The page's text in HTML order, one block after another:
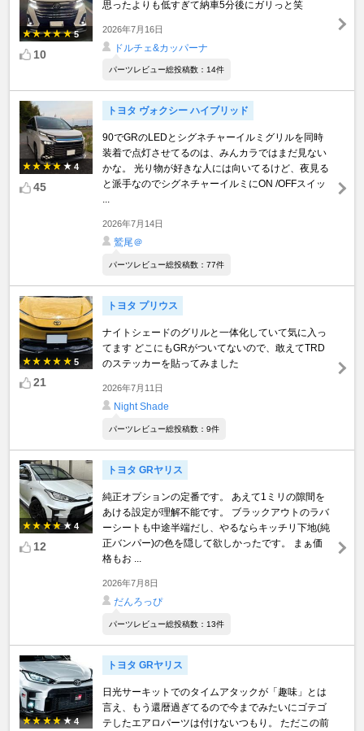
5
10
思ったよりも低すぎて納車5分後にガリっと笑
2026年7月16日
ドルチェ&カッパーナ
パーツレビュー総投稿数：14件
4
45
トヨタ ヴォクシー ハイブリッド
90でGRのLEDとシグネチャーイルミグリルを同時
装着で点灯させてるのは、みんカラではまだ見ない
かな。 光り物が好きな人には向いてるけど、夜見る
と派手なのでシグネチャーイルミにON /OFFスイッ
...
2026年7月14日
鷲尾＠
パーツレビュー総投稿数：77件
5
21
トヨタ プリウス
ナイトシェードのグリルと一体化していて気に入っ
てます どこにもGRがついてないので、敢えてTRD
のステッカーを貼ってみました
2026年7月11日
Night Shade
パーツレビュー総投稿数：9件
4
12
トヨタ GRヤリス
純正オプションの定番です。 あえて1ミリの隙間を
あける設定が理解不能です。 ブラックアウトのラバ
ーシートも中途半端だし、やるならキッチリ下地(純
正バンパー)の色を隠して欲しかったです。 まぁ価
格もお ...
2026年7月8日
だんろっぴ
パーツレビュー総投稿数：13件
4
トヨタ GRヤリス
日光サーキットでのタイムアタックが「趣味」とは
言え、もう還暦過ぎてるので今までみたいにゴテゴ
テしたエアロパーツは付けないつもり。 ただこの前